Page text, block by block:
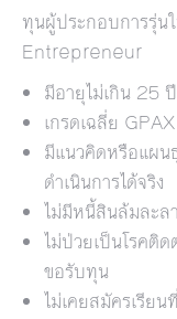
ทุนผู้ประกอบการรุ่
Entrepreneur
มีอายุไม่เกิน 25
เกรดเฉลี่ย
มีแนวคิดหรือแผน
ดำเนินการได้จริง
ไม่มีหนี้สินล้มละล
ไม่ป่วยเป็นโรคติ
ขอรับทุน
ไม่เคยสมัครเรีย